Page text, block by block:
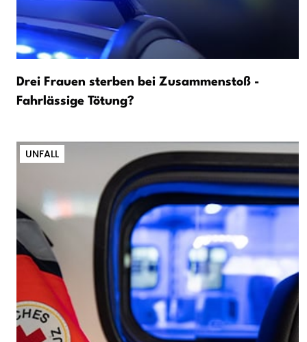
Drei Frauen sterben bei Zusammenstoß -
Fahrlässige Tötung?
UNFALL